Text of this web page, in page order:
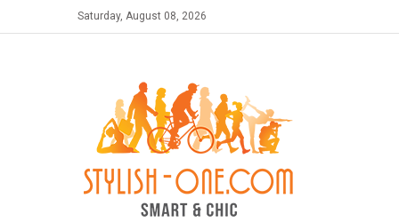
to
Saturday, August 08, 2026